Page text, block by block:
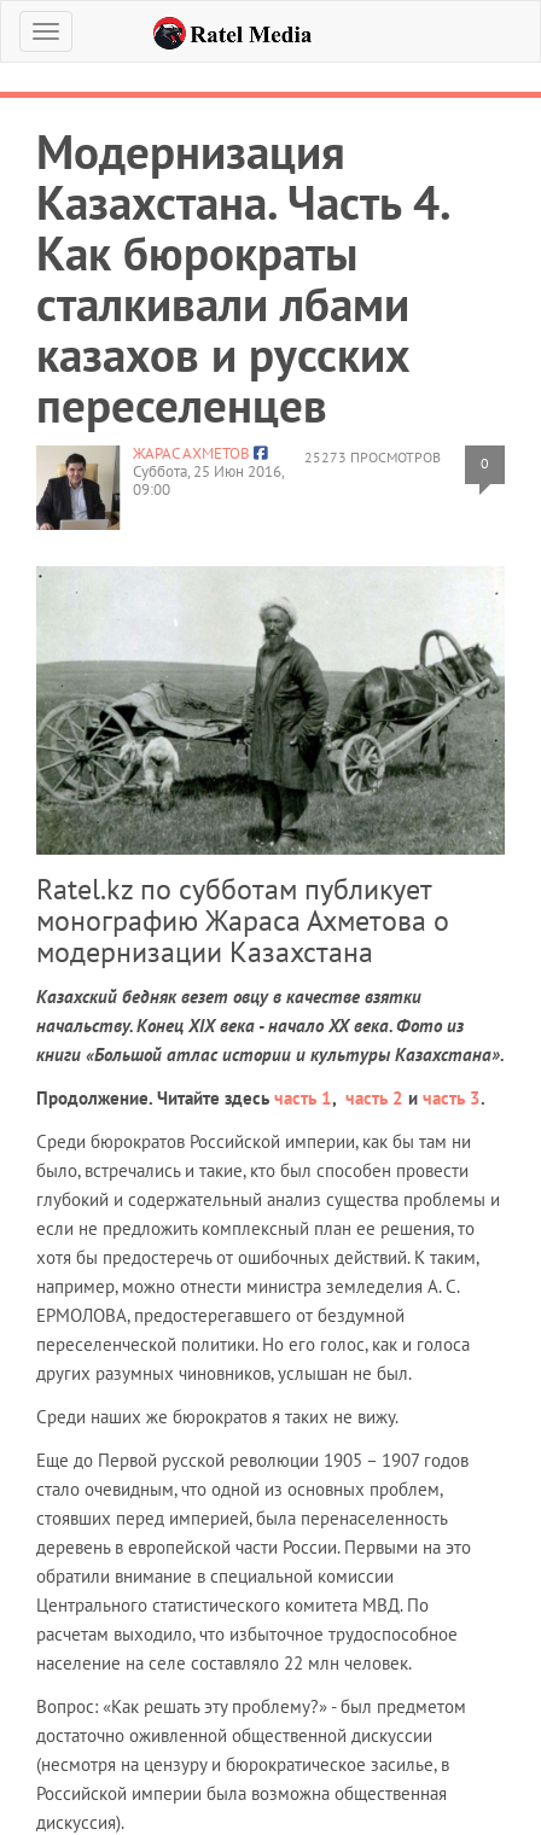
Меню
Модернизация
Казахстана. Часть 4.
Как бюрократы
сталкивали лбами
казахов и русских
переселенцев
25273 ПРОСМОТРОВ 0
ЖАРАС АХМЕТОВ
Суббота, 25 Июн 2016,
09:00
Ratel.kz по субботам публикует
монографию Жараса Ахметова о
модернизации Казахстана
Казахский бедняк везет овцу в качестве взятки
начальству. Конец XIX века - начало XX века. Фото из
книги «Большой атлас истории и культуры Казахстана».
Продолжение. Читайте здесь часть 1, часть 2 и часть 3.
Среди бюрократов Российской империи, как бы там ни
было, встречались и такие, кто был способен провести
глубокий и содержательный анализ существа проблемы и
если не предложить комплексный план ее решения, то
хотя бы предостеречь от ошибочных действий. К таким,
например, можно отнести министра земледелия А. С.
ЕРМОЛОВА, предостерегавшего от бездумной
переселенческой политики. Но его голос, как и голоса
других разумных чиновников, услышан не был.
Среди наших же бюрократов я таких не вижу.
Еще до Первой русской революции 1905 – 1907 годов
стало очевидным, что одной из основных проблем,
стоявших перед империей, была перенаселенность
деревень в европейской части России. Первыми на это
обратили внимание в специальной комиссии
Центрального статистического комитета МВД. По
расчетам выходило, что избыточное трудоспособное
население на селе составляло 22 млн человек.
Вопрос: «Как решать эту проблему?» - был предметом
достаточно оживленной общественной дискуссии
(несмотря на цензуру и бюрократическое засилье, в
Российской империи была возможна общественная
дискуссия).